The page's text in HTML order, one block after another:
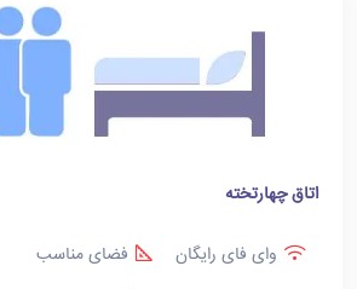
اتاق چهارتخته
وای فای رایگان
فضای مناسب